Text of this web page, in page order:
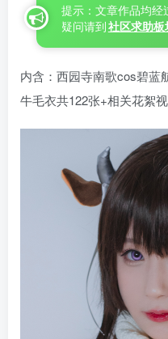
提示：文章作品均
疑问请到社区求助板
内含：西园寺南歌cos碧蓝
牛毛衣共122张+相关花絮